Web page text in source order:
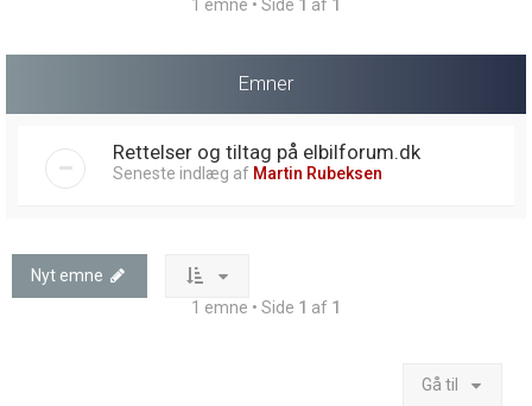
1 emne • Side 1 af 1
Emner
Rettelser og tiltag på elbilforum.dk
Seneste indlæg af Martin Rubeksen
Nyt emne
1 emne • Side 1 af 1
Gå til